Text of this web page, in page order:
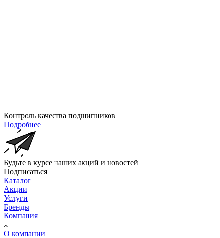
Контроль качества подшипников
Подробнее
Будьте в курсе наших акций и новостей
Подписаться
Каталог
Акции
Услуги
Бренды
Компания
О компании